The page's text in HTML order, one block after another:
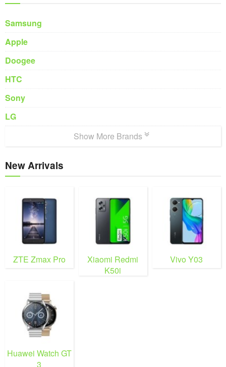
Samsung
Apple
Doogee
HTC
Sony
LG
Show More Brands
New Arrivals
ZTE Zmax Pro
Xiaomi Redmi
K50i
Vivo Y03
Huawei Watch GT
3